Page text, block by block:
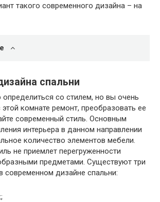
такого современного дизайна – на
спальни
со стилем, но вы очень
этой комнате ремонт, преобразовать ее
современный стиль. Основным
интерьера в данном направлении
количество элементов мебели.
не приемлет перегруженности
предметами. Существуют три
современном дизайне спальни: